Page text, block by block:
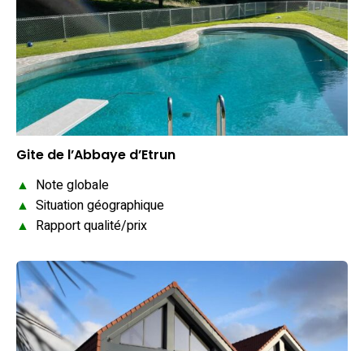
Gite de l’Abbaye d’Etrun
▲ Note globale
▲ Situation géographique
▲ Rapport qualité/prix